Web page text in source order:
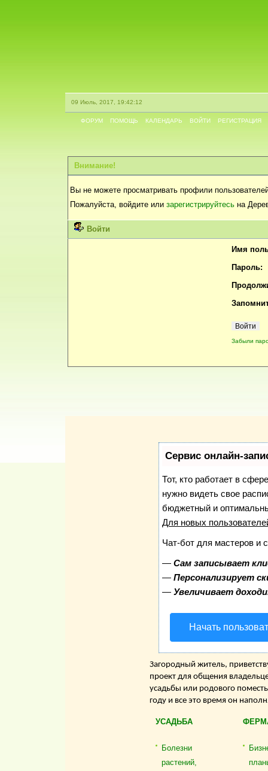
09 Июль, 2017, 19:42:12
ФОРУМ ПОМОЩЬ КАЛЕНДАРЬ ВОЙТИ РЕГИСТРАЦИЯ
Внимание!
Вы не можете просматривать профили
Пожалуйста, войдите или зарегистрируйтесь на
Войти
Имя
Пароль:
Забыли
Сервис онлайн-
Тот, кто работает в
нужно видеть свое
бюджетный и
Для новых
Чат-бот для мастеров и
— Сам записывает
— Персонализирует
— Увеличивает
Начать
Загородный житель,
проект для общения
усадьбы или родового
году и все это время он
УСАДЬБА
Болезни
растений,